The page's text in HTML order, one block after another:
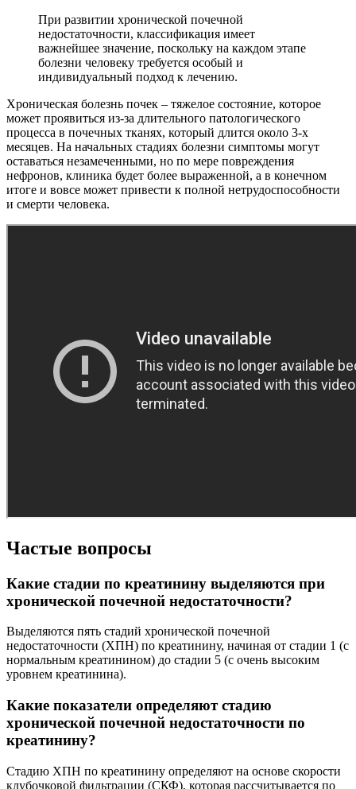
При развитии хронической почечной
недостаточности, классификация имеет
важнейшее значение, поскольку на каждом этапе
болезни человеку требуется особый и
индивидуальный подход к лечению.
Хроническая болезнь почек – тяжелое состояние, которое
может проявиться из-за длительного патологического
процесса в почечных тканях, который длится около 3-х
месяцев. На начальных стадиях болезни симптомы могут
оставаться незамеченными, но по мере повреждения
нефронов, клиника будет более выраженной, а в конечном
итоге и вовсе может привести к полной нетрудоспособности
и смерти человека.
Частые вопросы
Какие стадии по креатинину выделяются при
хронической почечной недостаточности?
Выделяются пять стадий хронической почечной
недостаточности (ХПН) по креатинину, начиная от стадии 1 (с
нормальным креатинином) до стадии 5 (с очень высоким
уровнем креатинина).
Какие показатели определяют стадию
хронической почечной недостаточности по
креатинину?
Стадию ХПН по креатинину определяют на основе скорости
клубочковой фильтрации (СКФ), которая рассчитывается по